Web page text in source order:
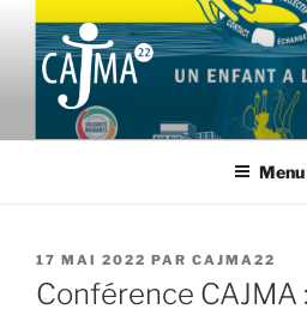
contenu
principal
CAJMA22
Collectif d'Aide aux Jeunes
Menu
PUBLIÉ
LE
17 MAI 2022 PAR CAJMA22
Conférence CAJMA